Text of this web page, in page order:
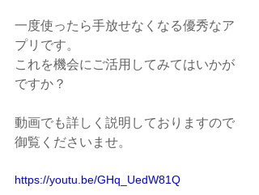
一度使ったら手放せなくなる優秀なア
プリです。
これを機会にご活用してみてはいかが
ですか？
動画でも詳しく説明しておりますので
御覧くださいませ。
https://youtu.be/GHq_UedW81Q